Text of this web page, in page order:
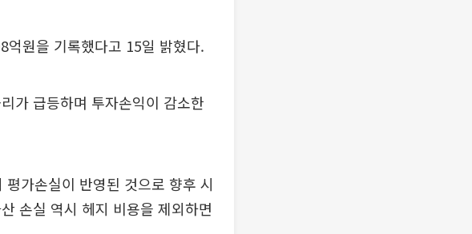
원을 기록했다고 15일 밝혔다.
가 급등하며 투자손익이 감소한
가손실이 반영된 것으로 향후 시
손실 역시 헤지 비용을 제외하면